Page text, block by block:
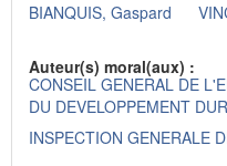
BIANQUIS, Gaspard
Auteur(s) moral(aux) :
CONSEIL GENERAL DE
DU DEVELOPPEMENT
INSPECTION GENERALE